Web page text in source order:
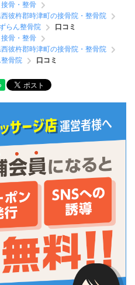
接骨・整骨
彼杵郡時津町の接骨院・整骨院
らん整骨院
口コミ
接骨・整骨
彼杵郡時津町の接骨院・整骨院
骨院 口コミ